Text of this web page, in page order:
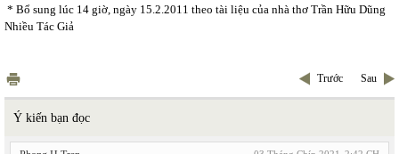
* Bổ sung lúc 14 giờ, ngày 15.2.2011 theo tài liệu của nhà thơ Trần Hữu Dũng
Nhiều Tác Giả
Trước Sau
Ý kiến bạn đọc